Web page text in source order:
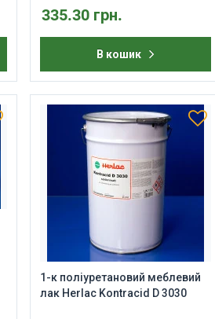
335.30 грн.
В кошик
1-к поліуретановий меблевий
лак Herlac Kontracid D 3030